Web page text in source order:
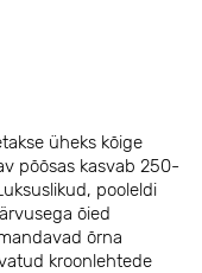
üheks kõige
põõsas kasvab 250-
pooleldi
õied
õrna
kroonlehtede